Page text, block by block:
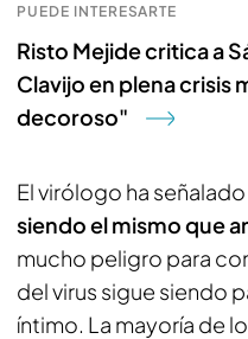
PUEDE INTERESARTE
Risto Mejide critica a
Clavijo en plena crisis
decoroso"
El virólogo ha
siendo el mismo que
mucho peligro para
del virus sigue siendo
íntimo. La mayoría de